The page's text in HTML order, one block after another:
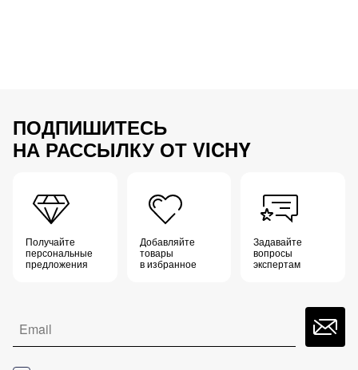
ПОДПИШИТЕСЬ
НА РАССЫЛКУ ОТ VICHY
Получайте
персональные
предложения
Добавляйте
товары
в избранное
Задавайте
вопросы
экспертам
Email